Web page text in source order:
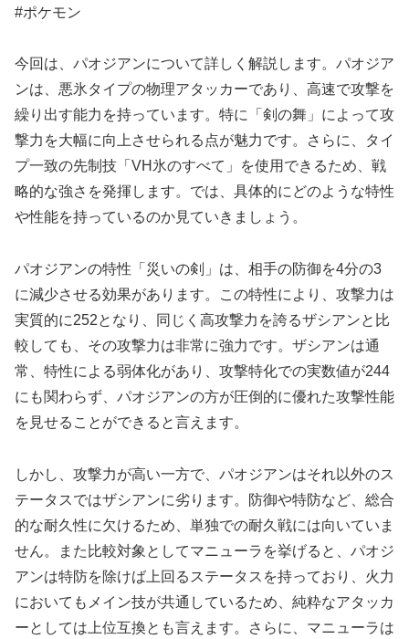
#ポケモン
今回は、パオジアンについて詳しく解説します。パオジア
ンは、悪氷タイプの物理アタッカーであり、高速で攻撃を
繰り出す能力を持っています。特に「剣の舞」によって攻
撃力を大幅に向上させられる点が魅力です。さらに、タイ
プ一致の先制技「VH氷のすべて」を使用できるため、戦
略的な強さを発揮します。では、具体的にどのような特性
や性能を持っているのか見ていきましょう。
パオジアンの特性「災いの剣」は、相手の防御を4分の3
に減少させる効果があります。この特性により、攻撃力は
実質的に252となり、同じく高攻撃力を誇るザシアンと比
較しても、その攻撃力は非常に強力です。ザシアンは通
常、特性による弱体化があり、攻撃特化での実数値が244
にも関わらず、パオジアンの方が圧倒的に優れた攻撃性能
を見せることができると言えます。
しかし、攻撃力が高い一方で、パオジアンはそれ以外のス
テータスではザシアンに劣ります。防御や特防など、総合
的な耐久性に欠けるため、単独での耐久戦には向いていま
せん。また比較対象としてマニューラを挙げると、パオジ
アンは特防を除けば上回るステータスを持っており、火力
においてもメイン技が共通しているため、純粋なアタッカ
ーとしては上位互換とも言えます。さらに、マニューラは